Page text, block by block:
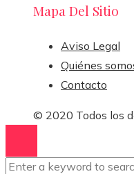
Mapa Del Sitio
Aviso Legal
Quiénes
Contacto
© 2020 Todos los